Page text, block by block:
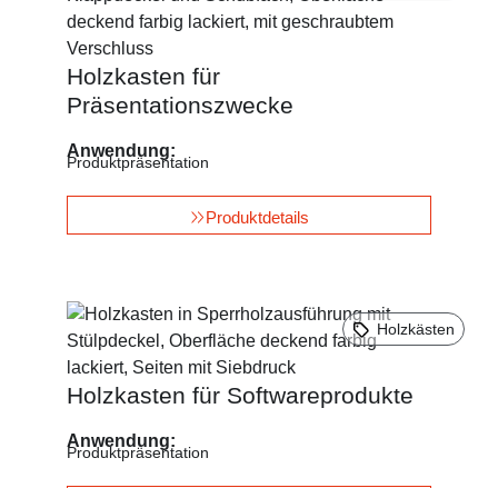
Holzkasten für
Präsentationszwecke
Anwendung:
Produktpräsentation
Produktdetails
Holzkästen
Holzkasten für Softwareprodukte
Anwendung:
Produktpräsentation